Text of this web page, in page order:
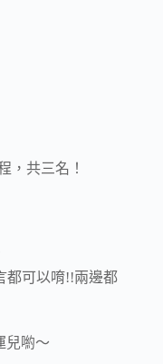
程，共三名！
都可以唷!!兩邊都
兒喲～